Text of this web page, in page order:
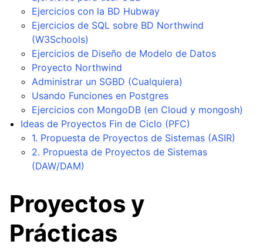
Ejercicios con la BD Hubway
Ejercicios de SQL sobre BD Northwind
(W3Schools)
Ejercicios de Diseño de Modelo de Datos
Proyecto Northwind
Administrar un SGBD (Cualquiera)
Usando Funciones en Postgres
Ejercicios con MongoDB (en Cloud y mongosh)
Ideas de Proyectos Fin de Ciclo (PFC)
1. Propuesta de Proyectos de Sistemas (ASIR)
2. Propuesta de Proyectos de Sistemas
(DAW/DAM)
Proyectos y
Prácticas